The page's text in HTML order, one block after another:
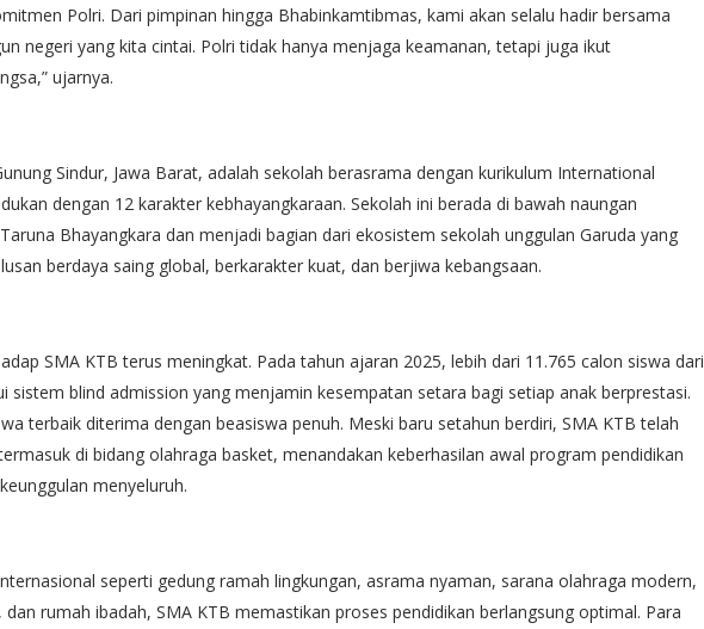
Polri. Dari pimpinan hingga Bhabinkamtibmas, kami akan selalu hadir bersama
negeri yang kita cintai. Polri tidak hanya menjaga keamanan, tetapi juga ikut
ujarnya.
Sindur, Jawa Barat, adalah sekolah berasrama dengan kurikulum International
dengan 12 karakter kebhayangkaraan. Sekolah ini berada di bawah naungan
Bhayangkara dan menjadi bagian dari ekosistem sekolah unggulan Garuda yang
berdaya saing global, berkarakter kuat, dan berjiwa kebangsaan.
SMA KTB terus meningkat. Pada tahun ajaran 2025, lebih dari 11.765 calon siswa dari
sistem blind admission yang menjamin kesempatan setara bagi setiap anak berprestasi.
terbaik diterima dengan beasiswa penuh. Meski baru setahun berdiri, SMA KTB telah
di bidang olahraga basket, menandakan keberhasilan awal program pendidikan
menyeluruh.
seperti gedung ramah lingkungan, asrama nyaman, sarana olahraga modern,
rumah ibadah, SMA KTB memastikan proses pendidikan berlangsung optimal. Para